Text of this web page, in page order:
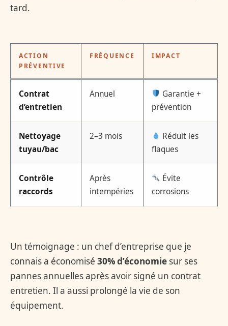
tard.
ACTION
PRÉVENTIVE
FRÉQUENCE IMPACT
Contrat
d’entretien
Annuel
Garantie +
prévention
Nettoyage
tuyau/bac
2–3 mois
Réduit les
flaques
Contrôle
raccords
Après
intempéries
Évite
corrosions
Un témoignage : un chef d’entreprise que je
connais a économisé 30% d’économie sur ses
pannes annuelles après avoir signé un contrat
entretien. Il a aussi prolongé la vie de son
équipement.